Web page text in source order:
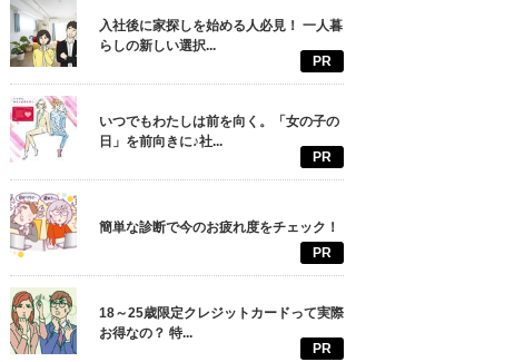
入社後に家探しを始める人必見！ 一人暮
らしの新しい選択...
PR
いつでもわたしは前を向く。「女の子の
日」を前向きに♪社...
PR
簡単な診断で今のお疲れ度をチェック！
PR
18～25歳限定クレジットカードって実際
お得なの？ 特...
PR